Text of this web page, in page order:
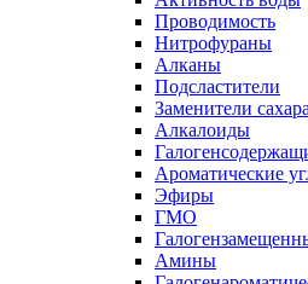
Проводимость
Нитрофураны
Алканы
Подсластители
Заменители сахара
Алкалоиды
Ароматические
Эфиры
ГМО
Амины